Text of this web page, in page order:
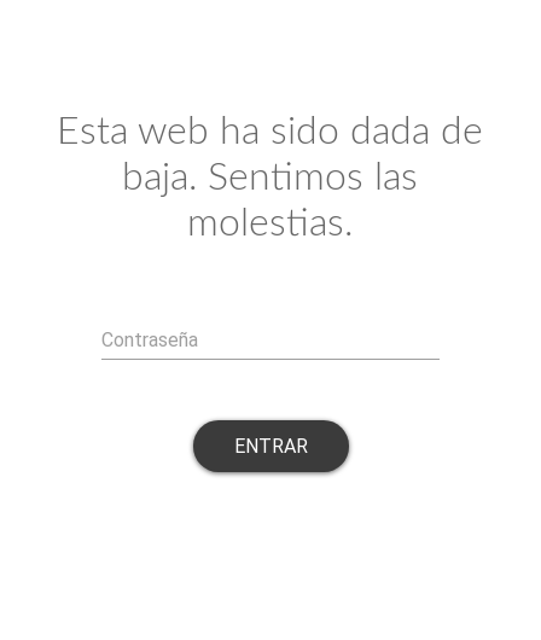
Esta web ha sido dada de
baja. Sentimos las
molestias.
Contraseña
ENTRAR